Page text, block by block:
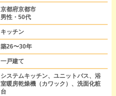
京都府京都市
男性・50代
キッチン
築26〜30年
一戸建て
システムキッチン、ユニットバス、浴
室暖房乾燥機（カワック）、洗面化粧
台